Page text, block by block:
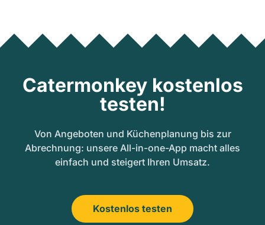
Catermonkey kostenlos
testen!
Von Angeboten und Küchenplanung bis zur
Abrechnung: unsere All-in-one-App macht alles
einfach und steigert Ihren Umsatz.
Kostenlos testen